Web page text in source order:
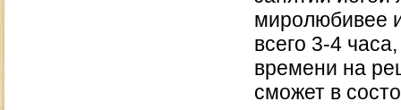
миролюбивее
всего 3-4
времени на
сможет в